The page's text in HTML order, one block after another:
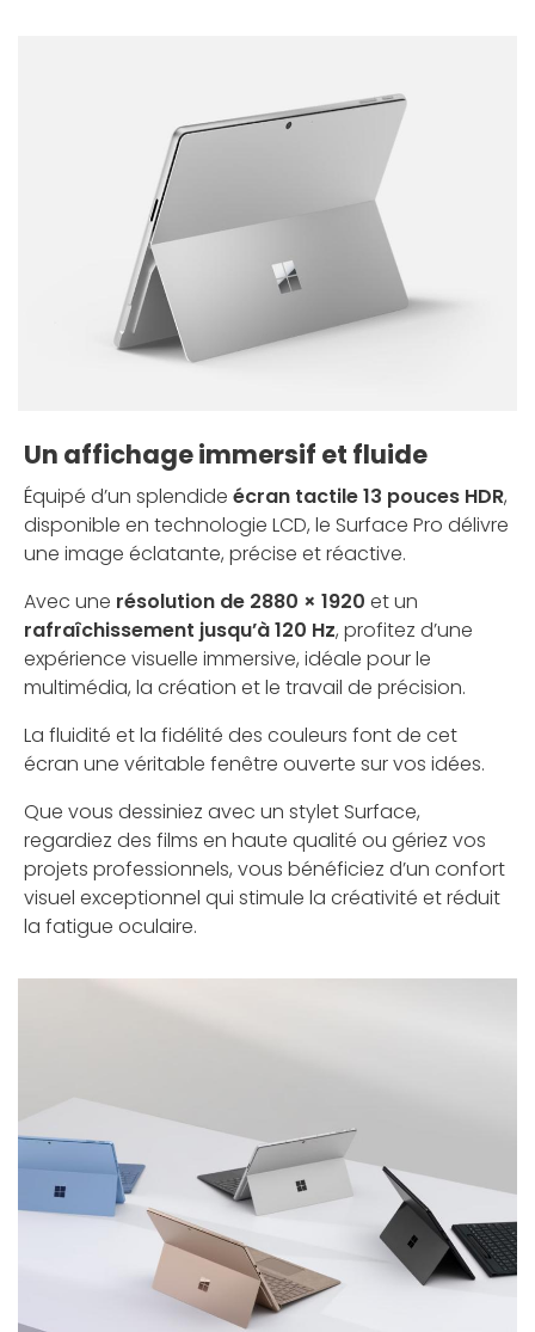
Un affichage immersif et fluide
Équipé d’un splendide écran tactile 13 pouces HDR,
disponible en technologie LCD, le Surface Pro délivre
une image éclatante, précise et réactive.
Avec une résolution de 2880 × 1920 et un
rafraîchissement jusqu’à 120 Hz, profitez d’une
expérience visuelle immersive, idéale pour le
multimédia, la création et le travail de précision.
La fluidité et la fidélité des couleurs font de cet
écran une véritable fenêtre ouverte sur vos idées.
Que vous dessiniez avec un stylet Surface,
regardiez des films en haute qualité ou gériez vos
projets professionnels, vous bénéficiez d’un confort
visuel exceptionnel qui stimule la créativité et réduit
la fatigue oculaire.